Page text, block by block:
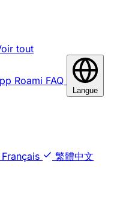
tout
Roami FAQ
Langue
Français
繁體中文